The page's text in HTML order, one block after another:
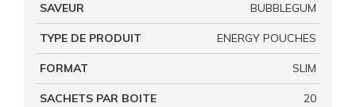
SAVEUR BUBBLEGUM
TYPE DE PRODUIT ENERGY POUCHES
FORMAT SLIM
SACHETS PAR BOITE 20